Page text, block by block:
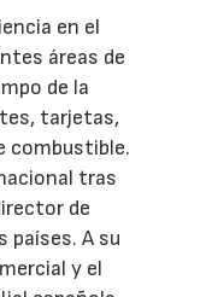
en el
áreas de
de la
tarjetas,
combustible.
tras
de
países. A su
y el